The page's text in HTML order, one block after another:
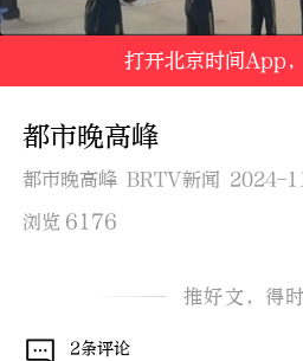
打开北京时间App
都市晚高峰
都市晚高峰 BRTV新闻 2024-
浏览 6176
推好文，得
2条评论